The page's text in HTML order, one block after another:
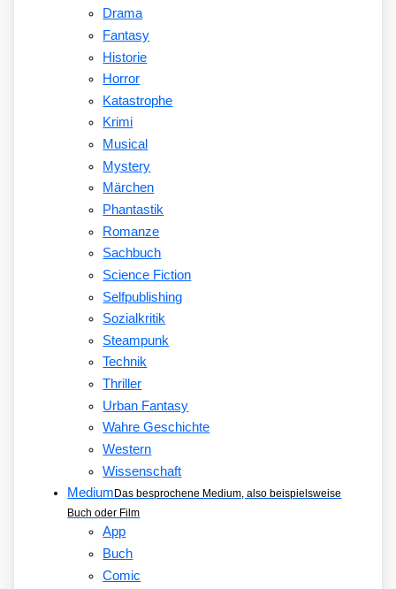
Drama
Fantasy
Historie
Horror
Katastrophe
Krimi
Musical
Mystery
Märchen
Phantastik
Romanze
Sachbuch
Science Fiction
Selfpublishing
Sozialkritik
Steampunk
Technik
Thriller
Urban Fantasy
Wahre Geschichte
Western
Wissenschaft
Medium Das besprochene Medium, also beispielsweise
Buch oder Film
App
Buch
Comic